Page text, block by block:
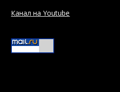
Канал на Youtube